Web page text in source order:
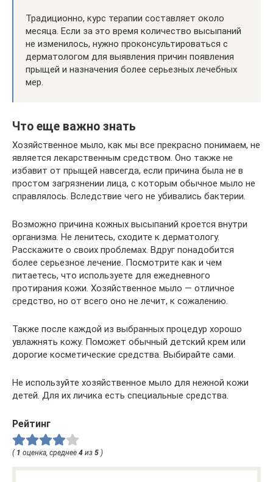
Традиционно, курс терапии составляет около
месяца. Если за это время количество высыпаний
не изменилось, нужно проконсультироваться с
дерматологом для выявления причин появления
прыщей и назначения более серьезных лечебных
мер.
Что еще важно знать
Хозяйственное мыло, как мы все прекрасно понимаем, не
является лекарственным средством. Оно также не
избавит от прыщей навсегда, если причина была не в
простом загрязнении лица, с которым обычное мыло не
справлялось. Вследствие чего не убивались бактерии.
Возможно причина кожных высыпаний кроется внутри
организма. Не ленитесь, сходите к дерматологу.
Расскажите о своих проблемах. Вдруг понадобится
более серьезное лечение. Посмотрите как и чем
питаетесь, что используете для ежедневного
протирания кожи. Хозяйственное мыло — отличное
средство, но от всего оно не лечит, к сожалению.
Также после каждой из выбранных процедур хорошо
увлажнять кожу. Поможет обычный детский крем или
дорогие косметические средства. Выбирайте сами.
Не используйте хозяйственное мыло для нежной кожи
детей. Для их личика есть специальные средства.
Рейтинг
( 1 оценка, среднее 4 из 5 )